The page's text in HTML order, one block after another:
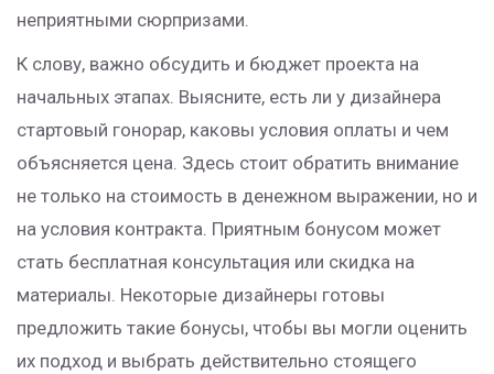
неприятными сюрпризами.
К слову, важно обсудить и бюджет проекта на
начальных этапах. Выясните, есть ли у дизайнера
стартовый гонорар, каковы условия оплаты и чем
объясняется цена. Здесь стоит обратить внимание
не только на стоимость в денежном выражении, но и
на условия контракта. Приятным бонусом может
стать бесплатная консультация или скидка на
материалы. Некоторые дизайнеры готовы
предложить такие бонусы, чтобы вы могли оценить
их подход и выбрать действительно стоящего